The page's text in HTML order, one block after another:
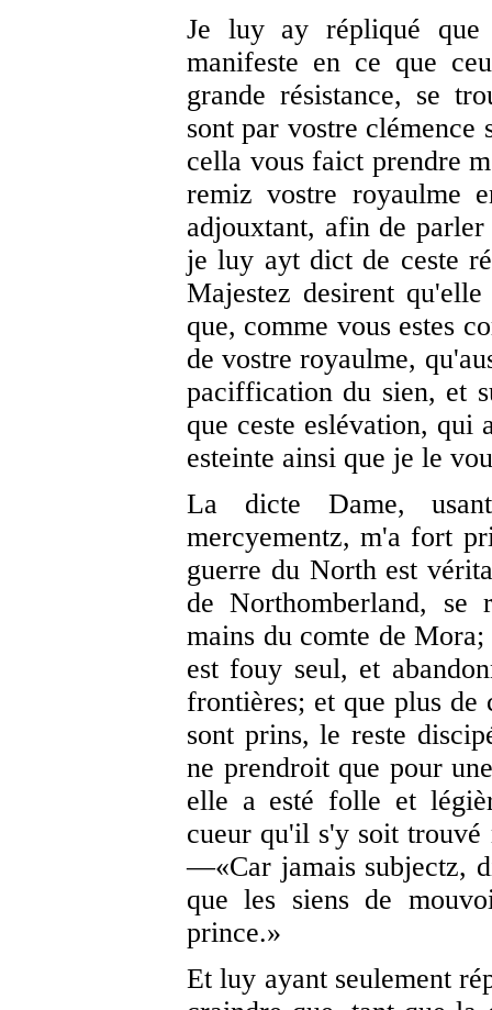
Je luy ay répliqué
manifeste en ce que
grande résistance, se
sont par vostre
cella vous faict prendre
remiz vostre royaulme
adjouxtant, afin de
je luy ayt dict de ceste
Majestez desirent
que, comme vous estes
de vostre royaulme,
paciffication du sien, et
que ceste eslévation, qui
esteinte ainsi que je le
La dicte Dame,
mercyementz, m'a fort
guerre du North est
de Northomberland, se
mains du comte de
est fouy seul, et
frontières; et que plus de
sont prins, le reste
ne prendroit que pour
elle a esté folle et
cueur qu'il s'y soit trouvé
—«Car jamais subjectz,
que les siens de
prince.»
Et luy ayant seulement